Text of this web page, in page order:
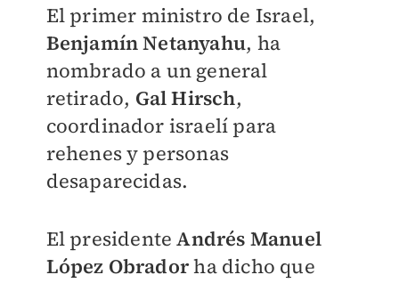
El primer ministro de Israel,
Benjamín Netanyahu, ha
nombrado a un general
retirado, Gal Hirsch,
coordinador israelí para
rehenes y personas
desaparecidas.
El presidenteAndrés Manuel
López Obradorha dicho que